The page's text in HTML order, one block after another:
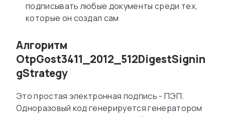
подписывать любые документы среди тех,
которые он создал сам
Алгоритм
OtpGost3411_2012_512DigestSignin
gStrategy
Это простая электронная подпись - ПЭП.
Одноразовый код генерируется генератором